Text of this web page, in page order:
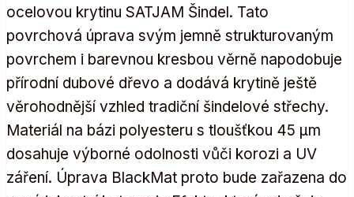
ocelovou krytinu SATJAM Šindel. Tato
povrchová úprava svým jemně strukturovaným
povrchem i barevnou kresbou věrně napodobuje
přírodní dubové dřevo a dodává krytině ještě
věrohodnější vzhled tradiční šindelové střechy.
Materiál na bázi polyesteru s tloušťkou 45 μm
dosahuje výborné odolnosti vůči korozi a UV
záření. Úprava BlackMat proto bude zařazena do